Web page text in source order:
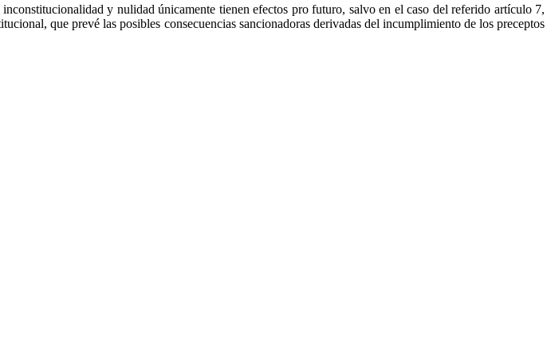
y nulidad únicamente tienen efectos pro futuro, salvo en el caso del referido artículo 7,
que prevé las posibles consecuencias sancionadoras derivadas del incumplimiento de los preceptos